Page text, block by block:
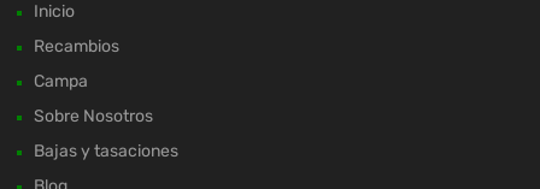
Inicio
Recambios
Campa
Sobre Nosotros
Bajas y tasaciones